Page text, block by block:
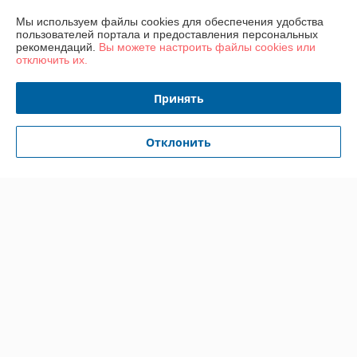
Доставка и оплата
График работы
Политика обработки cookies
Мы используем файлы cookies для обеспечения удобства
пользователей портала и предоставления персональных
рекомендаций. Вы можете настроить файлы cookies или
отключить их.
Принять
Отклонить